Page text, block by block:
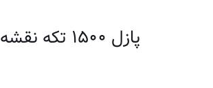
پازل ۱۵۰۰ تکه نقشه باستانی جهان